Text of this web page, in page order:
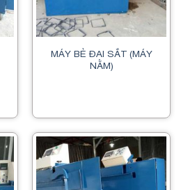
MÁY BẺ ĐAI SẮT (MÁY
NẰM)